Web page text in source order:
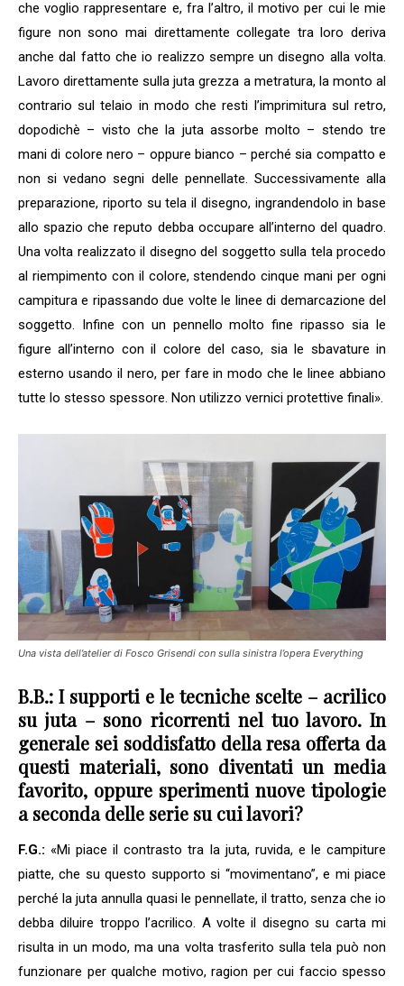
che voglio rappresentare e, fra l’altro, il motivo per cui le mie
figure non sono mai direttamente collegate tra loro deriva
anche dal fatto che io realizzo sempre un disegno alla volta.
Lavoro direttamente sulla juta grezza a metratura, la monto al
contrario sul telaio in modo che resti l’imprimitura sul retro,
dopodichè – visto che la juta assorbe molto – stendo tre
mani di colore nero – oppure bianco – perché sia compatto e
non si vedano segni delle pennellate. Successivamente alla
preparazione, riporto su tela il disegno, ingrandendolo in base
allo spazio che reputo debba occupare all’interno del quadro.
Una volta realizzato il disegno del soggetto sulla tela procedo
al riempimento con il colore, stendendo cinque mani per ogni
campitura e ripassando due volte le linee di demarcazione del
soggetto. Infine con un pennello molto fine ripasso sia le
figure all’interno con il colore del caso, sia le sbavature in
esterno usando il nero, per fare in modo che le linee abbiano
tutte lo stesso spessore. Non utilizzo vernici protettive finali».
Una vista dell’atelier di Fosco Grisendi con sulla sinistra l’opera Everything
B.B.: I supporti e le tecniche scelte – acrilico
su juta – sono ricorrenti nel tuo lavoro. In
generale sei soddisfatto della resa offerta da
questi materiali, sono diventati un media
favorito, oppure sperimenti nuove tipologie
a seconda delle serie su cui lavori?
F.G.: «Mi piace il contrasto tra la juta, ruvida, e le campiture
piatte, che su questo supporto si “movimentano”, e mi piace
perché la juta annulla quasi le pennellate, il tratto, senza che io
debba diluire troppo l’acrilico. A volte il disegno su carta mi
risulta in un modo, ma una volta trasferito sulla tela può non
funzionare per qualche motivo, ragion per cui faccio spesso